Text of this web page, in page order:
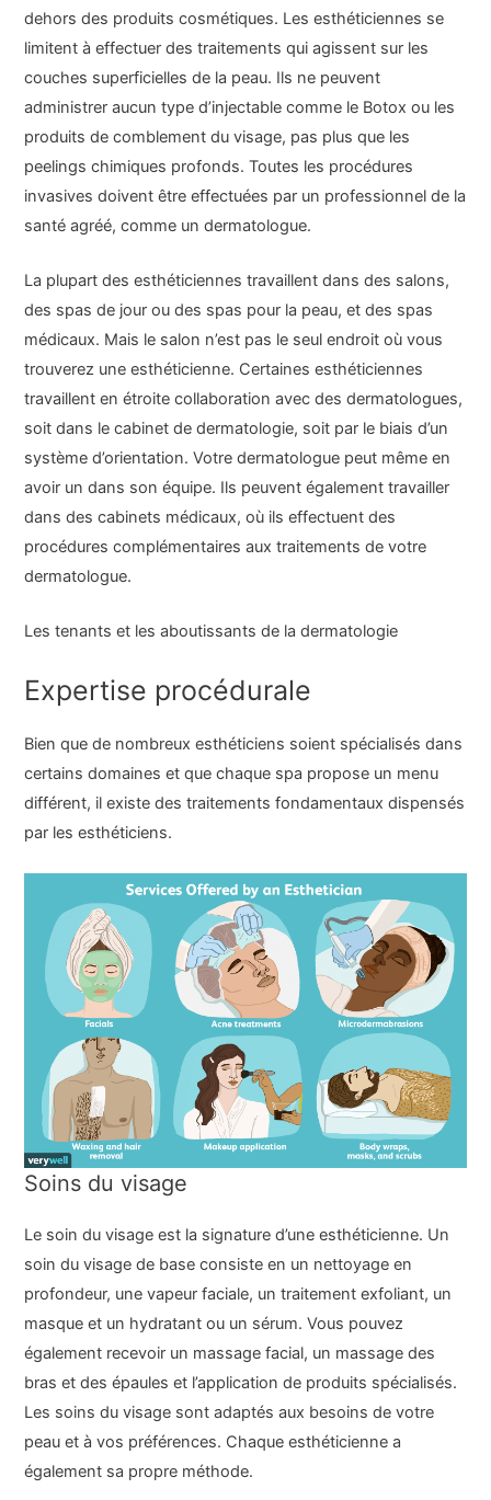
dehors des produits cosmétiques. Les esthéticiennes se
limitent à effectuer des traitements qui agissent sur les
couches superficielles de la peau. Ils ne peuvent
administrer aucun type d’injectable comme le Botox ou les
produits de comblement du visage, pas plus que les
peelings chimiques profonds. Toutes les procédures
invasives doivent être effectuées par un professionnel de la
santé agréé, comme un dermatologue.
La plupart des esthéticiennes travaillent dans des salons,
des spas de jour ou des spas pour la peau, et des spas
médicaux. Mais le salon n’est pas le seul endroit où vous
trouverez une esthéticienne. Certaines esthéticiennes
travaillent en étroite collaboration avec des dermatologues,
soit dans le cabinet de dermatologie, soit par le biais d’un
système d’orientation. Votre dermatologue peut même en
avoir un dans son équipe. Ils peuvent également travailler
dans des cabinets médicaux, où ils effectuent des
procédures complémentaires aux traitements de votre
dermatologue.
Les tenants et les aboutissants de la dermatologie
Expertise procédurale
Bien que de nombreux esthéticiens soient spécialisés dans
certains domaines et que chaque spa propose un menu
différent, il existe des traitements fondamentaux dispensés
par les esthéticiens.
Soins du visage
Le soin du visage est la signature d’une esthéticienne. Un
soin du visage de base consiste en un nettoyage en
profondeur, une vapeur faciale, un traitement exfoliant, un
masque et un hydratant ou un sérum. Vous pouvez
également recevoir un massage facial, un massage des
bras et des épaules et l’application de produits spécialisés.
Les soins du visage sont adaptés aux besoins de votre
peau et à vos préférences. Chaque esthéticienne a
également sa propre méthode.